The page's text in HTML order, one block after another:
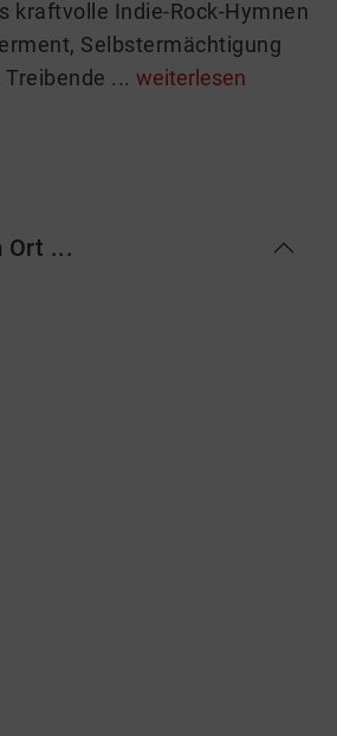
kraftvolle Indie-Rock-Hymnen
Selbstermächtigung
... weiterlesen
Ort ...